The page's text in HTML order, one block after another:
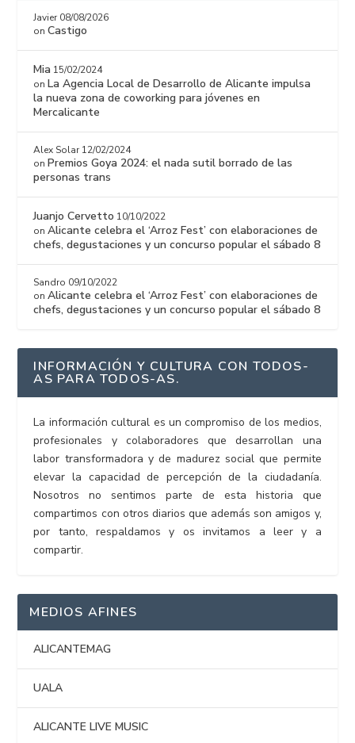
Javier 08/08/2026
onCastigo
Mia 15/02/2024
on La Agencia Local de Desarrollo de Alicante impulsa
la nueva zona de coworking para jóvenes en
Mercalicante
Alex Solar 12/02/2024
on Premios Goya 2024: el nada sutil borrado de las
personas trans
Juanjo Cervetto 10/10/2022
onAlicante celebra el ‘Arroz Fest’ con elaboraciones de
chefs, degustaciones y un concurso popular el sábado 8
Sandro 09/10/2022
onAlicante celebra el ‘Arroz Fest’ con elaboraciones de
chefs, degustaciones y un concurso popular el sábado 8
INFORMACIÓN Y CULTURA CON TODOS-
AS PARA TODOS-AS.
La información cultural es un compromiso de los medios,
profesionales y colaboradores que desarrollan una
labor transformadora y de madurez social que permite
elevar la capacidad de percepción de la ciudadanía.
Nosotros no sentimos parte de esta historia que
compartimos con otros diarios que además son amigos y,
por tanto, respaldamos y os invitamos a leer y a
compartir.
MEDIOS AFINES
ALICANTEMAG
UALA
ALICANTE LIVE MUSIC